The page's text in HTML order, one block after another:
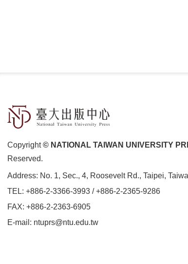
Copyright© NATIONAL TAIWAN UNIVERSITY
Reserved.
Address: No. 1, Sec., 4, Roosevelt Rd., Taipei,
TEL: +886-2-3366-3993 /+886-2-2365-9286
FAX: +886-2-2363-6905
E-mail: ntuprs@ntu.edu.tw